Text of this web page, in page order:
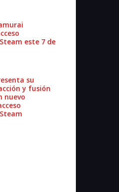
este 7 de
su
y fusión
nuevo